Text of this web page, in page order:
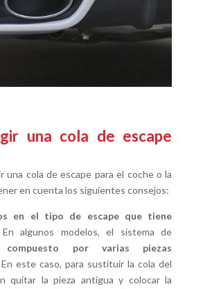
una cola de escape
una cola de escape para el coche o la
en cuenta los siguientes consejos:
en el tipo de escape que tiene
En algunos modelos, el sistema de
compuesto por varias piezas
este caso, para sustituir la cola del
quitar la pieza antigua y colocar la